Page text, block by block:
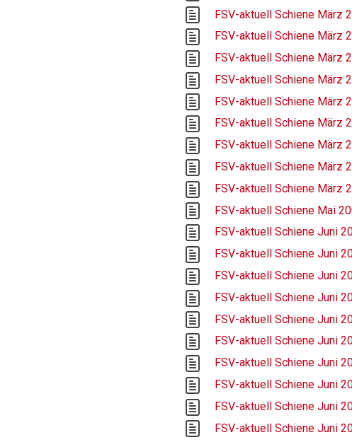
FSV-aktuell Schiene März
FSV-aktuell Schiene März
FSV-aktuell Schiene März
FSV-aktuell Schiene März
FSV-aktuell Schiene März
FSV-aktuell Schiene März
FSV-aktuell Schiene März
FSV-aktuell Schiene März
FSV-aktuell Schiene März
FSV-aktuell Schiene Mai
FSV-aktuell Schiene Juni
FSV-aktuell Schiene Juni
FSV-aktuell Schiene Juni
FSV-aktuell Schiene Juni
FSV-aktuell Schiene Juni
FSV-aktuell Schiene Juni
FSV-aktuell Schiene Juni
FSV-aktuell Schiene Juni
FSV-aktuell Schiene Juni
FSV-aktuell Schiene Juni